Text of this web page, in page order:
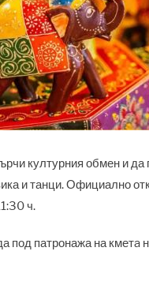
културния обмен и да
и танци. Официално
ч.
под патронажа на